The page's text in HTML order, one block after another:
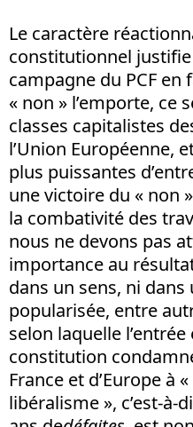
Le caractère
constitutionnel
campagne du PCF en
« non » l’emporte, ce
classes capitalistes
l’Union Européenne,
plus puissantes
une victoire du « non
la combativité des
nous ne devons pas
importance au
dans un sens, ni dans
popularisée, entre
selon laquelle
constitution
France et d’Europe à
libéralisme », c’est-à-